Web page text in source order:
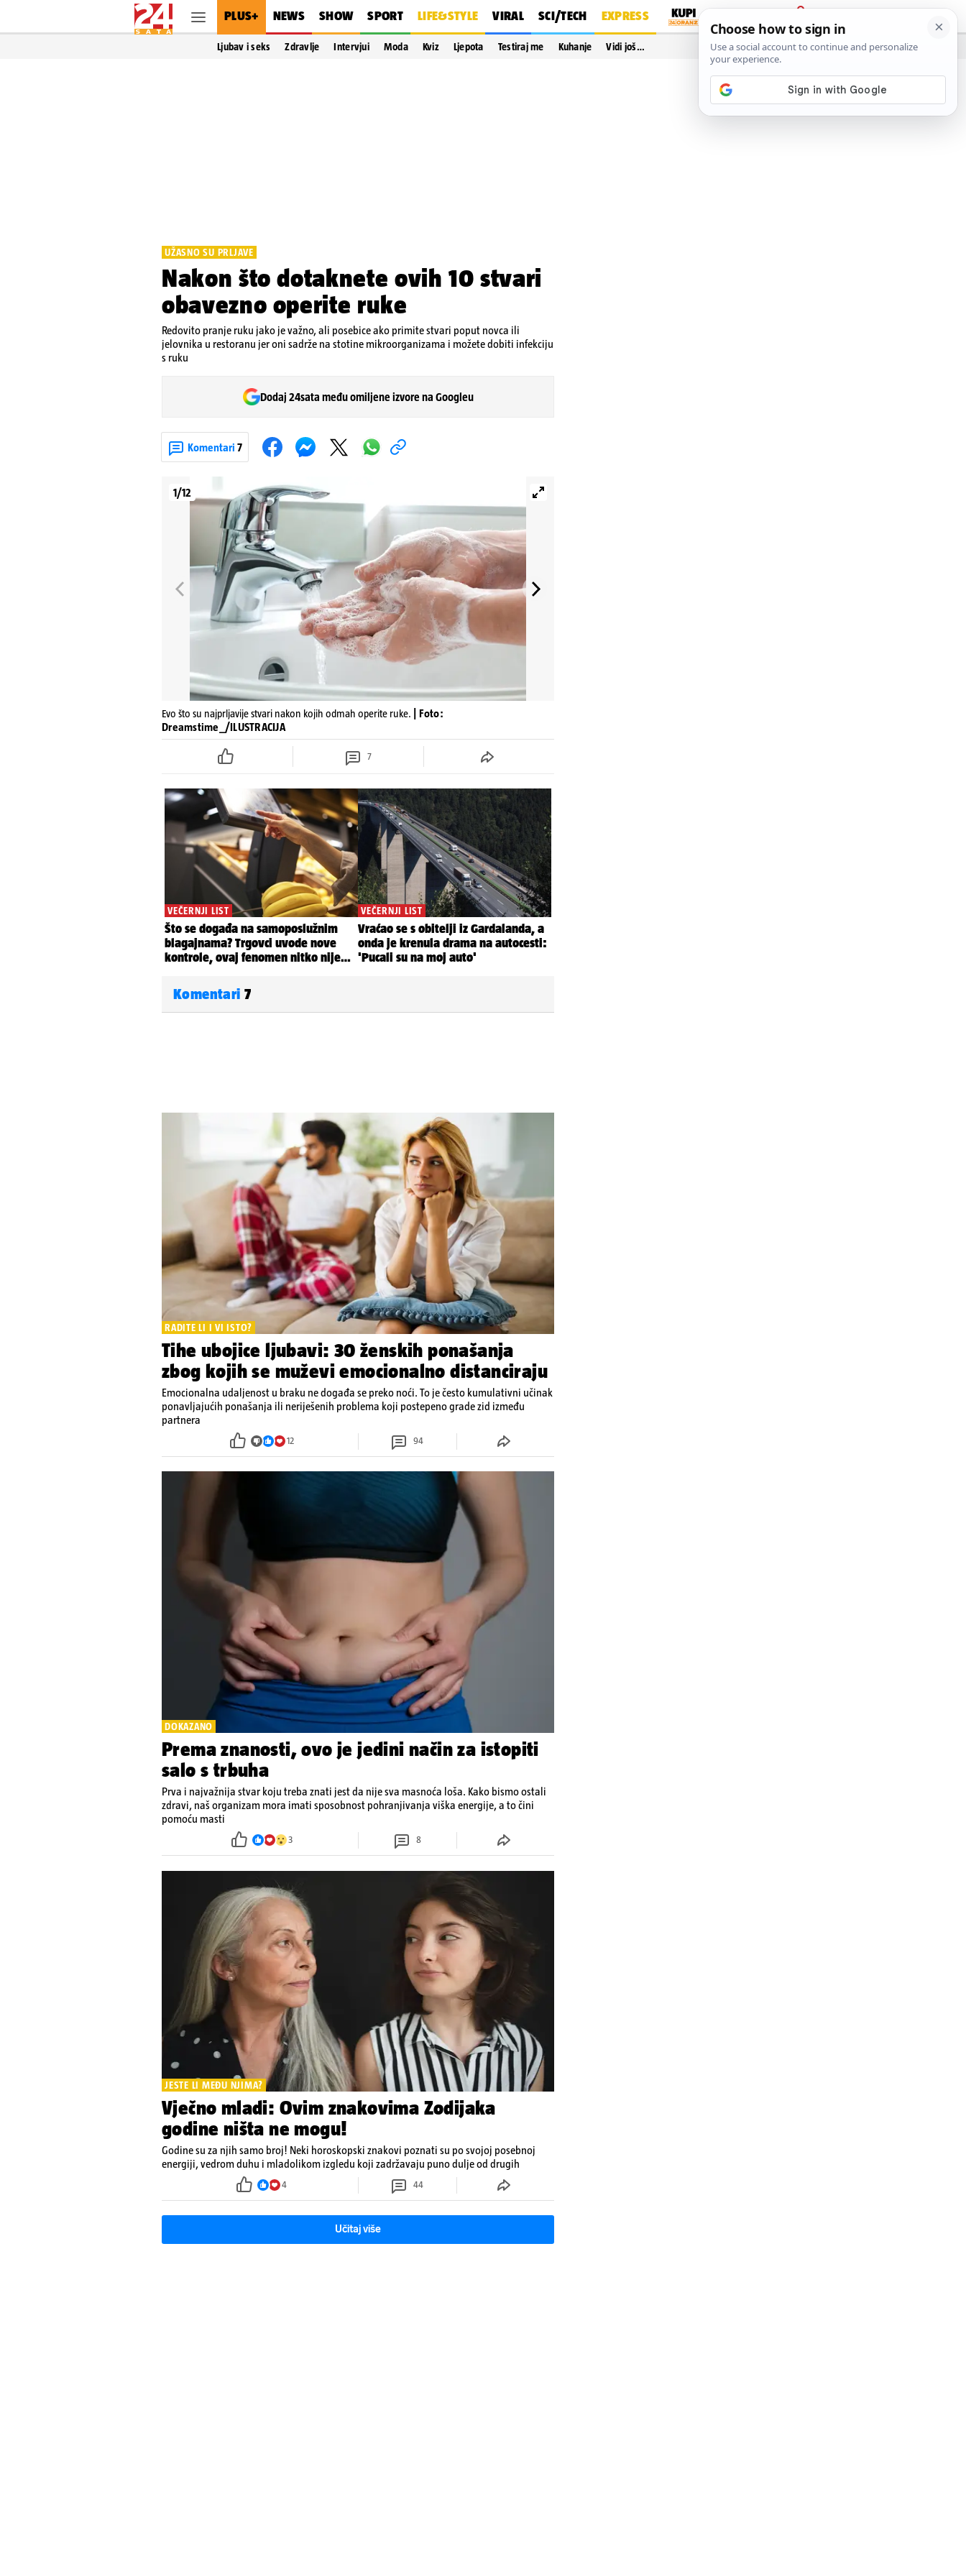
PLUS+ NEWS SHOW SPORT LIFE&STYLE VIRAL SCI/TECH EXPRESS
PRIJAVA
Ljubav i seks Zdravlje Intervjui Moda Kviz Ljepota Testiraj me Kuhanje Vidi još…
UŽASNO SU PRLJAVE
Nakon što dotaknete ovih 10 stvari
obavezno operite ruke
Redovito pranje ruku jako je važno, ali posebice ako primite stvari poput novca ili
jelovnika u restoranu jer oni sadrže na stotine mikroorganizama i možete dobiti infekciju
s ruku
Dodaj 24sata među omiljene izvore na Googleu
Komentari 7
1/12
Evo što su najprljavije stvari nakon kojih odmah operite ruke.
| Foto:
Dreamstime_/ILUSTRACIJA
7
Komentari 7
RADITE LI I VI ISTO?
Tihe ubojice ljubavi: 30 ženskih ponašanja
zbog kojih se muževi emocionalno distanciraju
Emocionalna udaljenost u braku ne događa se preko noći. To je često kumulativni učinak
ponavljajućih ponašanja ili neriješenih problema koji postepeno grade zid između
partnera
12 94
DOKAZANO
Prema znanosti, ovo je jedini način za istopiti
salo s trbuha
Prva i najvažnija stvar koju treba znati jest da nije sva masnoća loša. Kako bismo ostali
zdravi, naš organizam mora imati sposobnost pohranjivanja viška energije, a to čini
pomoću masti
3 8
JESTE LI MEĐU NJIMA?
Vječno mladi: Ovim znakovima Zodijaka
godine ništa ne mogu!
Godine su za njih samo broj! Neki horoskopski znakovi poznati su po svojoj posebnoj
energiji, vedrom duhu i mladolikom izgledu koji zadržavaju puno dulje od drugih
4 44
Učitaj više